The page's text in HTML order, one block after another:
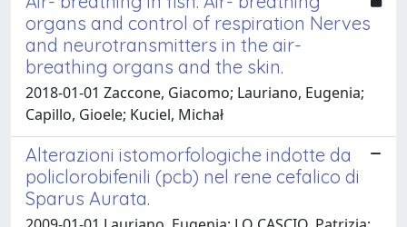
organs and control of respiration Nerves
and neurotransmitters in the air-
breathing organs and the skin.
2018-01-01 Zaccone, Giacomo; Lauriano, Eugenia;
Capillo, Gioele; Kuciel, Michał
Alterazioni istomorfologiche indotte da
policlorobifenili (pcb) nel rene cefalico di
Sparus Aurata.